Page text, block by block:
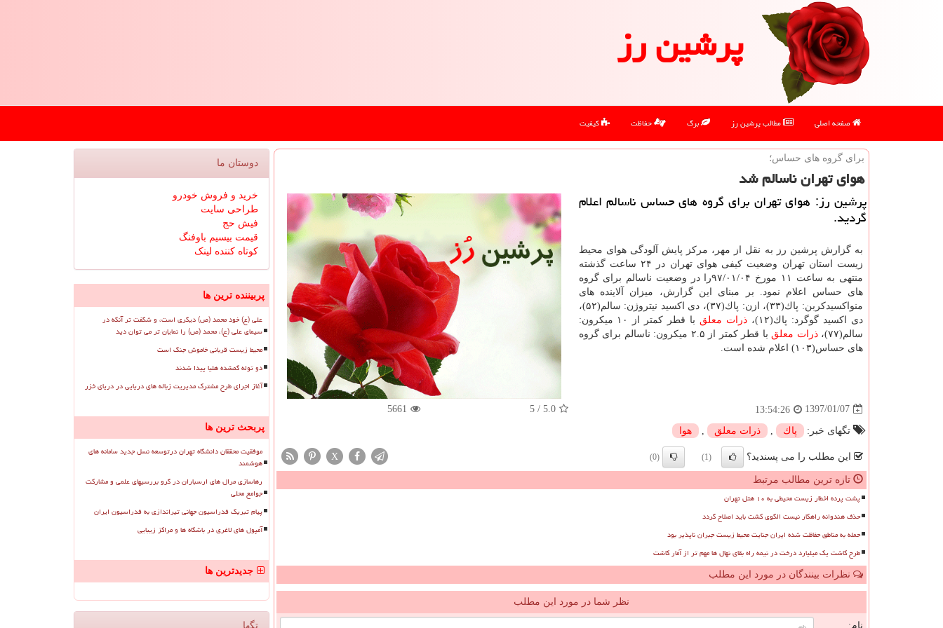
پرشین رز
صفحه اصلی مطالب پرشین رز برگ حفاظت کیفیت
برای گروه های حساس؛
هوای تهران ناسالم شد
پرشین رز: هوای تهران برای گروه های حساس ناسالم اعلام
گردید.
به گزارش پرشین رز به نقل از مهر، مركز پایش آلودگی هوای محیط
زیست استان تهران وضعیت كیفی هوای تهران در ۲۴ ساعت گذشته
منتهی به ساعت ۱۱ مورخ ۹۷/۰۱/۰۴را در وضعیت ناسالم برای گروه
های حساس اعلام نمود. بر مبنای این گزارش، میزان آلاینده های
منواكسیدكربن: پاك(۳۳)، ازن: پاك(۳۷)، دی اكسید نیتروژن: سالم(۵۲)،
دی اكسید گوگرد: پاك(۱۲)،
ذرات معلق
با قطر كمتر از ۱۰ میكرون:
سالم(۷۷)،
ذرات معلق
با قطر كمتر از ۲.۵ میكرون: ناسالم برای گروه
های حساس(۱۰۳) اعلام شده است.
1397/01/07
13:54:26
5.0
/
5
5661
تگهای خبر: پاك ذرات معلق هوا
این مطلب را می پسندید؟ (1)
(0)
X
تازه ترین مطالب مرتبط
پشت پرده اخطار زیست محیطی به ۱۰ هتل تهران
حذف هندوانه راهکار نیست الگوی کشت باید اصلاح گردد
حمله به مناطق حفاظت شده ایران جنایت محیط زیست جبران ناپذیر بود
طرح کاشت یک میلیارد درخت در نیمه راه بقای نهال ها مهم تر از آمار کاشت
نظرات بینندگان در مورد این مطلب
نظر شما در مورد این مطلب
نام:
دوستان ما
خرید و فروش خودرو
طراحی سایت
فیش حج
قیمت بیسیم باوفنگ
کوتاه کننده لینک
پربیننده ترین ها
علی (ع) خود محمد (ص) دیگری است، و شگفت تر آنکه در
سیمای علی (ع)، محمد (ص) را نمایان تر می توان دید
محیط زیست قربانی خاموش جنگ است
دو توله گمشده هلیا پیدا شدند
آغاز اجرای طرح مشترک مدیریت زباله های دریایی در دریای خزر
پربحث ترین ها
موفقیت محققان دانشگاه تهران درتوسعه نسل جدید سامانه های
هوشمند
رهاسازی مرال های ارسباران در گرو بررسیهای علمی و مشارکت
جوامع محلی
پیام تبریک فدراسیون جهانی تیراندازی به فدراسیون ایران
آمپول های لاغری در باشگاه ها و مراکز زیبایی
جدیدترین ها
تگها